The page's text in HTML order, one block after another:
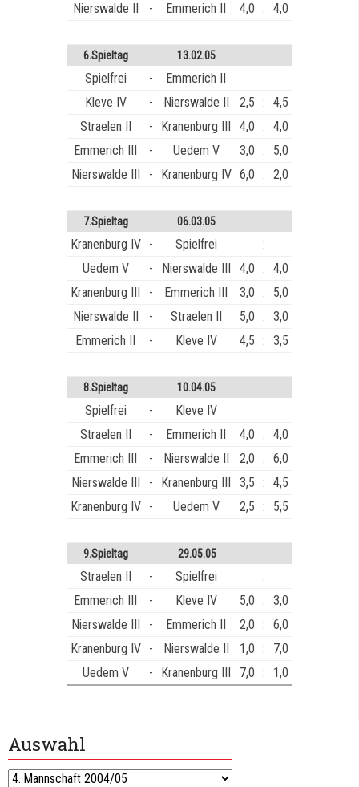
Nierswalde II
- Emmerich II 4,0 : 4,0
6.Spieltag 13.02.05
Spielfrei -
Emmerich II
Kleve IV
- Nierswalde II 2,5 : 4,5
Straelen II
- Kranenburg III 4,0 : 4,0
Emmerich III
- Uedem V 3,0 :
5,0
Nierswalde III
- Kranenburg IV 6,0 : 2,0
7.Spieltag 06.03.05
Kranenburg IV - Spielfrei
:
Uedem V
- Nierswalde III 4,0 : 4,0
Kranenburg III
- Emmerich III 3,0 :
5,0
Nierswalde II
- Straelen II 5,0 : 3,0
Emmerich II
- Kleve IV 4,5 : 3,5
8.Spieltag 10.04.05
Spielfrei -
Kleve IV
Straelen II
- Emmerich II 4,0 : 4,0
Emmerich III
- Nierswalde II 2,0 : 6,0
Nierswalde III
- Kranenburg III 3,5 : 4,5
Kranenburg IV
- Uedem V 2,5 : 5,5
9.Spieltag 29.05.05
Straelen II - Spielfrei
:
Emmerich III
- Kleve IV 5,0 : 3,0
Nierswalde III
- Emmerich II 2,0 : 6,0
Kranenburg IV
- Nierswalde II 1,0 :
7,0
Uedem V
- Kranenburg III 7,0 : 1,0
Auswahl